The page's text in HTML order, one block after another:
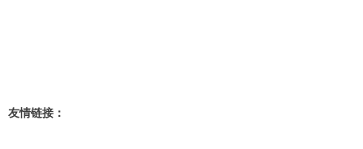
友情链接：